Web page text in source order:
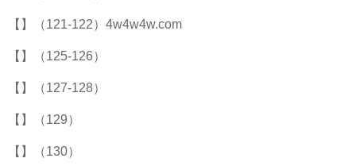
【】（121-122）4w4w4w.com
【】（125-126）
【】（127-128）
【】（129）
【】（130）